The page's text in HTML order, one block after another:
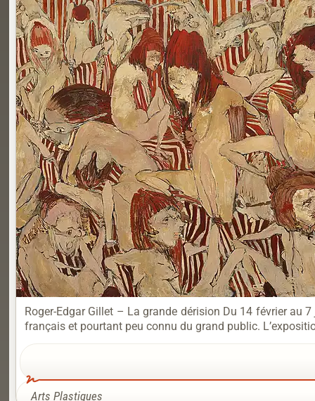
Roger-Edgar Gillet – La grande dérision Du 14 février au
français et pourtant peu connu du grand public.
Arts Plastiques